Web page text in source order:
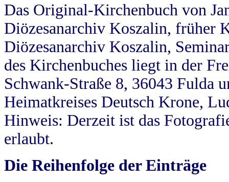
Das Original-Kirchenbuch von
Diözesanarchiv Koszalin, früher
Diözesanarchiv Koszalin,
des Kirchenbuches liegt in der
Schwank-Straße 8, 36043 Fulda
Heimatkreises Deutsch Krone,
Hinweis: Derzeit ist das
erlaubt.
Die Reihenfolge der Einträge